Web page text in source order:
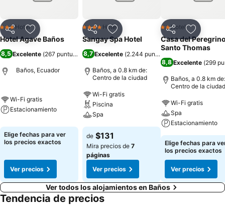
CompartirAgregar a favoritos
3 Estrellas
Hotel
Hotel Agave Baños
8,5 Excelente (267 puntuaciones)
Baños, Ecuador
Wi-Fi gratis
Estacionamiento
Elige fechas para ver
los precios exactos
Ver precios
CompartirAgregar a favoritos
4 EstrellasHotel
Sangay Spa Hotel
8,7 Excelente (2.244 puntuaciones
Baños, a 0.8 km de:
Centro de la ciudad
Wi-Fi gratis
Piscina
Spa
de $131
Mira precios de 7
páginas
Ver precios
CompartirAgregar
2 Estrellas
Hotel
Casa del
Santo Thomas
8,8 Excelente (299
Baños, a 0.8 km de:
Centro de la ciudad
Wi-Fi gratis
Spa
Estacionamiento
Elige fechas para
los precios exactos
Ver precios
Ver todos los alojamientos en Baños
Tendencia de precios